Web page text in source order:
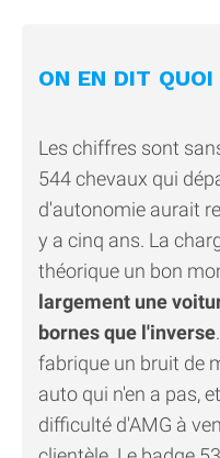
ON EN DIT
Les chiffres sont
544 chevaux qui
d'autonomie aurait
y a cinq ans. La
théorique un bon
largement une
bornes que l'inverse
fabrique un bruit de
auto qui n'en a pas,
difficulté d'AMG à